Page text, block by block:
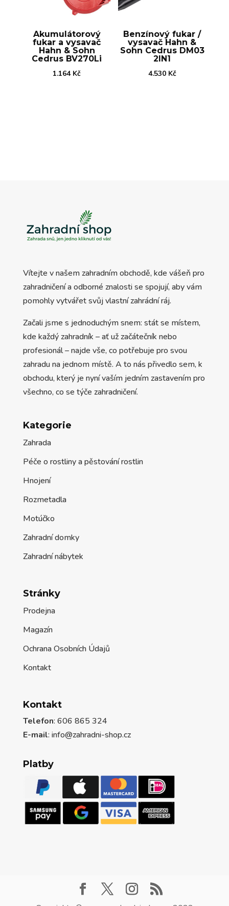
Akumulátorový
fukar a vysavač
Hahn & Sohn
Cedrus BV270Li
1.164 Kč
Benzínový fukar /
vysavač Hahn &
Sohn Cedrus DM03
2IN1
4.530 Kč
Vítejte v našem zahradním obchodě, kde vášeň pro
zahradničení a odborné znalosti se spojují, aby vám
pomohly vytvářet svůj vlastní zahrádní ráj.
Začali jsme s jednoduchým snem: stát se místem,
kde každý zahradník – ať už začátečník nebo
profesionál – najde vše, co potřebuje pro svou
zahradu na jednom místě. A to nás přivedlo sem, k
obchodu, který je nyní vaším jedním zastavením pro
všechno, co se týče zahradničení.
Kategorie
Zahrada
Péče o rostliny a pěstování rostlin
Hnojení
Rozmetadla
Motúčko
Zahradní domky
Zahradní nábytek
Stránky
Prodejna
Magazín
Ochrana Osobních Údajů
Kontakt
Kontakt
Telefon: 606 865 324
E-mail: info@zahradni-shop.cz
Platby